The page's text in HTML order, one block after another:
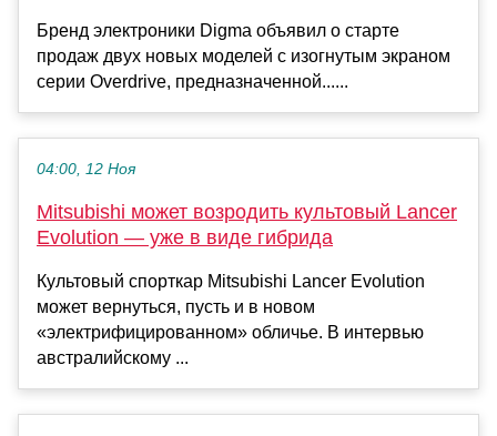
Бренд электроники Digma объявил о старте
продаж двух новых моделей с изогнутым экраном
серии Overdrive, предназначенной......
04:00, 12 Ноя
Mitsubishi может возродить культовый Lancer
Evolution — уже в виде гибрида
Культовый спорткар Mitsubishi Lancer Evolution
может вернуться, пусть и в новом
«электрифицированном» обличье. В интервью
австралийскому ...